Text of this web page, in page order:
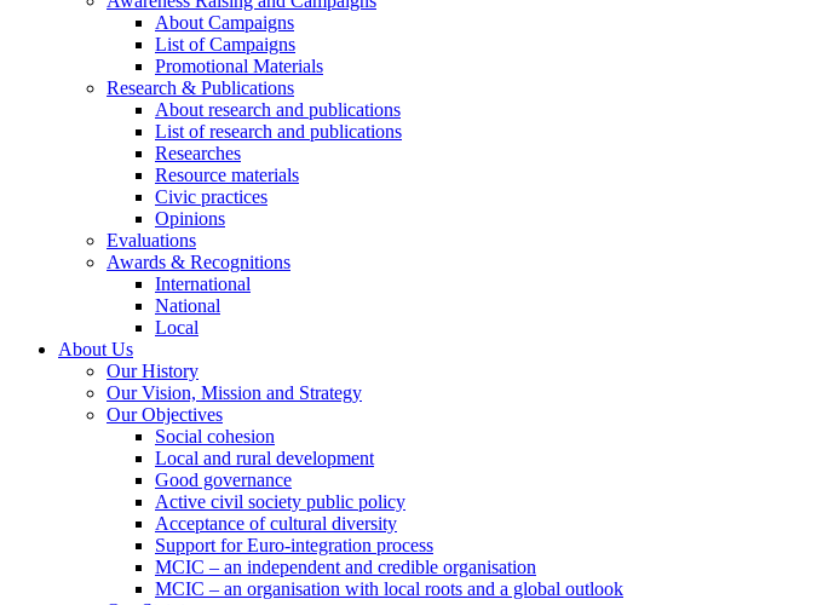
About Campaigns
List of Campaigns
Promotional Materials
Research & Publications
About research and publications
List of research and publications
Researches
Resource materials
Civic practices
Opinions
Evaluations
Awards & Recognitions
International
National
Local
About Us
Our History
Our Vision, Mission and Strategy
Our Objectives
Social cohesion
Local and rural development
Good governance
Active civil society public policy
Acceptance of cultural diversity
Support for Euro-integration process
MCIC – an independent and credible organisation
MCIC – an organisation with local roots and a global outlook